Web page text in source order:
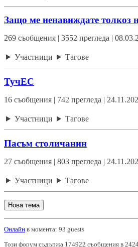
Защо ме ненавиждате толкоз
269 съобщения | 3552 прегледа |
Участници Тагове
ТучЕС
16 съобщения | 742 прегледа |
Участници Тагове
Пасъм столичанин
27 съобщения | 803 прегледа |
Участници Тагове
Нова тема
Онлайн в момента: 93 guests
Този форум съдържа 174922 съобщения в